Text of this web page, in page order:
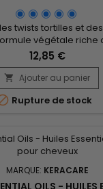
twists tortilles et
végétale riche
et donne
auront la forme et la
cheveux seront
aux huiles d'Argan,
12,85 €
 Ajouter au panier
Rupture de stock
MARQUE: KERACARE
OILS - HUILES